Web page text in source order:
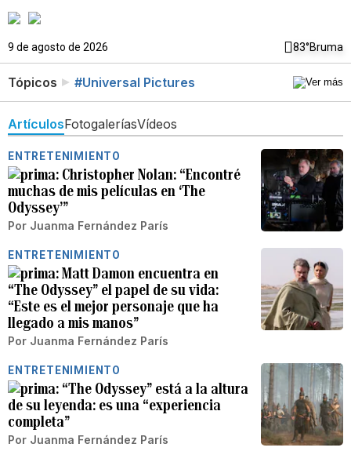
9 de agosto de 2026 83°Bruma
Tópicos #Universal Pictures
ArtículosFotogaleríasVídeos
ENTRETENIMIENTO
Christopher Nolan: “Encontré
muchas de mis películas en ‘The
Odyssey’”
Por Juanma Fernández París
ENTRETENIMIENTO
Matt Damon encuentra en
“The Odyssey” el papel de su vida:
“Este es el mejor personaje que ha
llegado a mis manos”
Por Juanma Fernández París
ENTRETENIMIENTO
“The Odyssey” está a la altura
de su leyenda: es una “experiencia
completa”
Por Juanma Fernández París